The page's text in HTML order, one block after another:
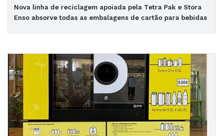
Nova linha de reciclagem apoiada pela Tetra Pak e Stora
Enso absorve todas as embalagens de cartão para bebidas